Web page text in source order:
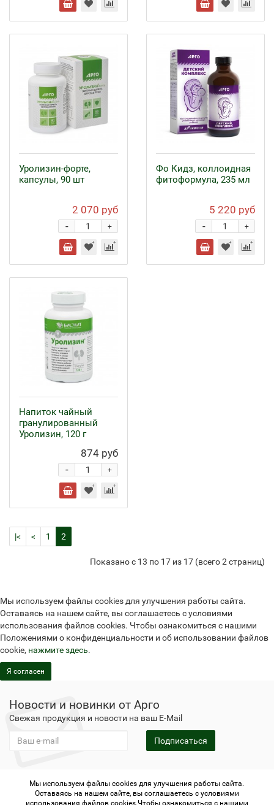
Уролизин-форте,
капсулы, 90 шт
2 070 руб
+
-
Фо Кидз, коллоидная
фитоформула, 235 мл
5 220 руб
+
-
Напиток чайный
гранулированный
Уролизин, 120 г
874 руб
+
-
|< < 1 2
Показано с 13 по 17 из 17 (всего 2 страниц)
Мы используем файлы cookies для улучшения работы сайта.
Оставаясь на нашем сайте, вы соглашаетесь с условиями
использования файлов cookies. Чтобы ознакомиться с нашими
Положениями о конфиденциальности и об использовании файлов
cookie, нажмите здесь.
Я согласен
Новости и новинки от Арго
Свежая продукция и новости на ваш E-Mail
Подписаться
Не является публичной офертой
Политика
конфиденциальности
Не является публичной офертой
Мы используем файлы cookies для улучшения работы сайта.
Оставаясь на нашем сайте, вы соглашаетесь с условиями
использования файлов cookies.Чтобы ознакомиться с нашими